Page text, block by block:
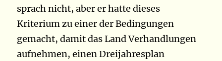
sprach nicht, aber er hatte dieses
Kriterium zu einer der Bedingungen
gemacht, damit das Land Verhandlungen
aufnehmen, einen Dreijahresplan